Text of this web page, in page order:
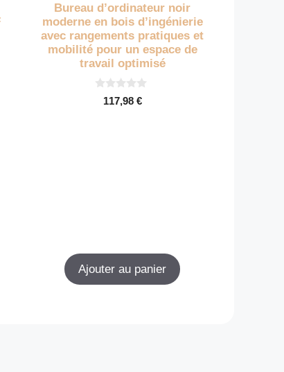
Bureau d’ordinateur noir
moderne en bois d’ingénierie
avec rangements pratiques et
mobilité pour un espace de
travail optimisé
s117,98 €
Ajouter au panier